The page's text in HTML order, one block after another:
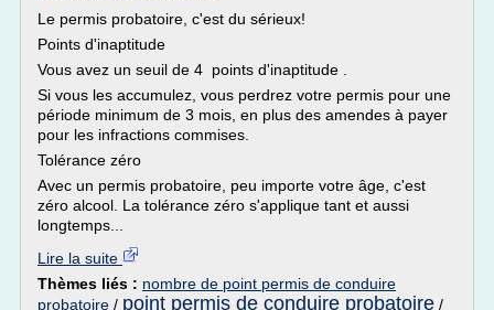
Le permis probatoire, c'est du sérieux!
Points d'inaptitude
Vous avez un seuil de 4 points d'inaptitude .
Si vous les accumulez, vous perdrez votre permis pour une
période minimum de 3 mois, en plus des amendes à payer
pour les infractions commises.
Tolérance zéro
Avec un permis probatoire, peu importe votre âge, c'est
zéro alcool. La tolérance zéro s'applique tant et aussi
longtemps...
Lire la suite
Thèmes liés : nombre de point permis de conduire
probatoire / point permis de conduire probatoire /